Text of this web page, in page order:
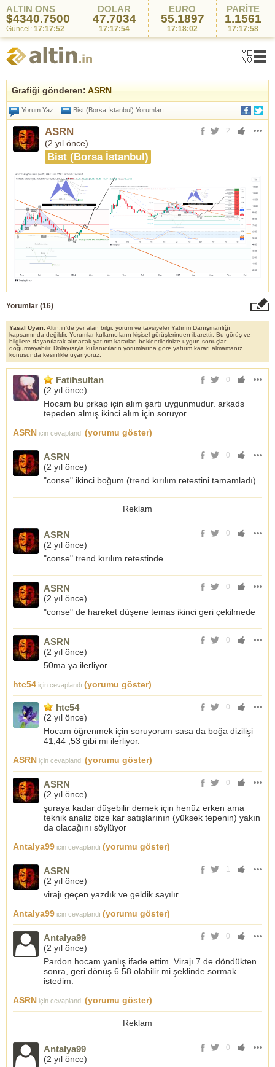
ALTIN ONS
$4341.6550
Güncel: 17:18:02
DOLAR
47.7034
17:17:54
EURO
55.1897
17:18:02
PARİTE
1.1561
17:17:58
Grafiği gönderen: ASRN
Yorum Yaz Bist (Borsa İstanbul) Yorumları
ASRN
(2 yıl önce)
Bist (Borsa İstanbul)
2
Yorumlar (16)
Yasal Uyarı:Altin.in'de yer alan bilgi, yorum ve tavsiyeler Yatırım Danışmanlığı
kapsamında değildir. Yorumlar kullanıcıların kişisel görüşlerinden ibarettir. Bu görüş ve
bilgilere dayanılarak alınacak yatırım kararları beklentilerinize uygun sonuçlar
doğurmayabilir. Dolayısıyla kullanıcıların yorumlarına göre yatırım kararı almamanız
konusunda kesinlikle uyarıyoruz.
0
Fatihsultan
(2 yıl önce)
Hocam bu prkap için alım şartı uygunmudur. arkads
tepeden almış ikinci alım için soruyor.
ASRN için cevaplandı (yorumu göster)
0
ASRN
(2 yıl önce)
"conse" ikinci boğum (trend kırılım retestini tamamladı)
Reklam
0
ASRN
(2 yıl önce)
"conse" trend kırılım retestinde
0
ASRN
(2 yıl önce)
"conse" de hareket düşene temas ikinci geri çekilmede
0
ASRN
(2 yıl önce)
50ma ya ilerliyor
htc54 için cevaplandı (yorumu göster)
0
htc54
(2 yıl önce)
Hocam öğrenmek için soruyorum sasa da boğa dizilişi
41,44 ,53 gibi mi ilerliyor.
ASRN için cevaplandı (yorumu göster)
0
ASRN
(2 yıl önce)
şuraya kadar düşebilir demek için henüz erken ama
teknik analiz bize kar satışlarının (yüksek tepenin) yakın
da olacağını söylüyor
Antalya99 için cevaplandı (yorumu göster)
1
ASRN
(2 yıl önce)
virajı geçen yazdık ve geldik sayılır
Antalya99 için cevaplandı (yorumu göster)
0
Antalya99
(2 yıl önce)
Pardon hocam yanlış ifade ettim. Virajı 7 de döndükten
sonra, geri dönüş 6.58 olabilir mi şeklinde sormak
istedim.
ASRN için cevaplandı (yorumu göster)
Reklam
0
Antalya99
(2 yıl önce)